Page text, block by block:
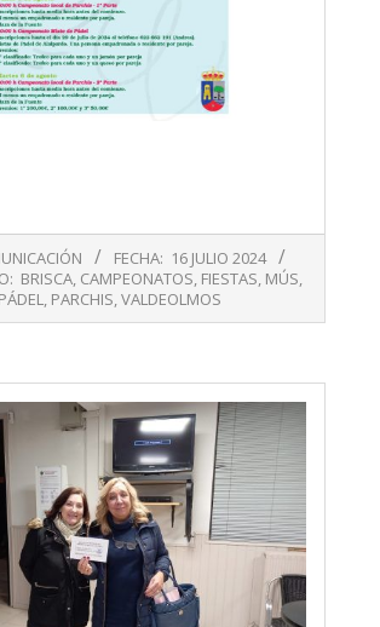
FECHA: 16 JULIO 2024
BRISCA, CAMPEONATOS, FIESTAS, MÚS,
PÁDEL, PARCHIS,VALDEOLMOS